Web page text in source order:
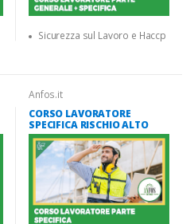
Sicurezza sul Lavoro e Haccp
Anfos.it
CORSO LAVORATORE
SPECIFICA RISCHIO ALTO